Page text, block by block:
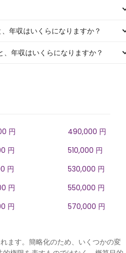
年収はいくらになりますか？
年収はいくらになりますか？
円
490,000 円
円
510,000 円
円
530,000 円
円
550,000 円
円 570,000 円
ます。簡略化のため、いくつかの変